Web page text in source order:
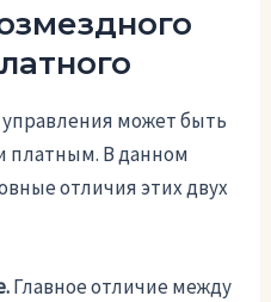
может быть
платным. В данном
отличия этих двух
Главное отличие между